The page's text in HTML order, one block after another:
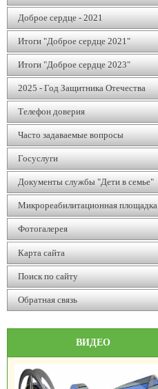
Доброе сердце - 2021
Итоги "Доброе сердце 2021"
Итоги "Доброе сердце 2023"
2025 - Год Защитника Отечества
Телефон доверия
Часто задаваемые вопросы
Госуслуги
Документы службы "Дети в семье"
Микрореабилитационная площадка
Фотогалерея
Карта сайта
Поиск по сайту
Обратная связь
ВИДЕО